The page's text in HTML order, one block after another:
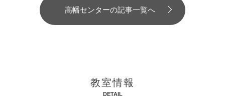
高幡センターの記事一覧へ
教室情報
DETAIL